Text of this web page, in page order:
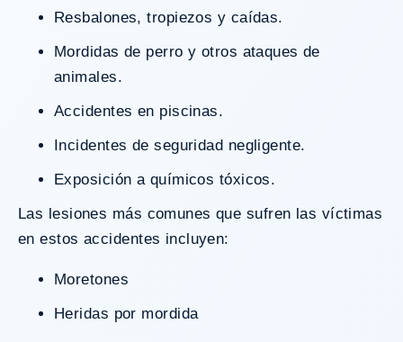
Resbalones, tropiezos y caídas.
Mordidas de perro y otros ataques de
animales.
Accidentes en piscinas.
Incidentes de seguridad negligente.
Exposición a químicos tóxicos.
Las lesiones más comunes que sufren las víctimas
en estos accidentes incluyen:
Moretones
Heridas por mordida